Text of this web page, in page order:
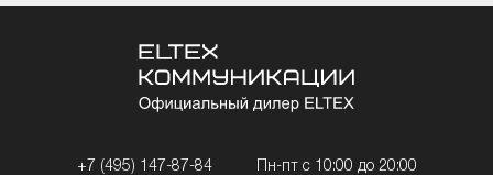
+7 (495) 147-87-84 Пн-пт с 10:00 до 20:00